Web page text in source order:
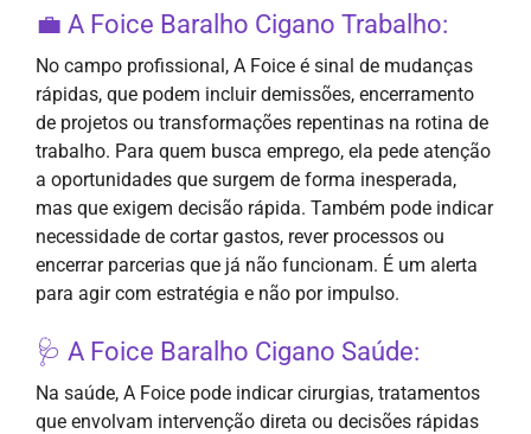
💼 A Foice Baralho Cigano Trabalho:
No campo profissional, A Foice é sinal de mudanças
rápidas, que podem incluir demissões, encerramento
de projetos ou transformações repentinas na rotina de
trabalho. Para quem busca emprego, ela pede atenção
a oportunidades que surgem de forma inesperada,
mas que exigem decisão rápida. Também pode indicar
necessidade de cortar gastos, rever processos ou
encerrar parcerias que já não funcionam. É um alerta
para agir com estratégia e não por impulso.
🩺 A Foice Baralho Cigano Saúde:
Na saúde, A Foice pode indicar cirurgias, tratamentos
que envolvam intervenção direta ou decisões rápidas